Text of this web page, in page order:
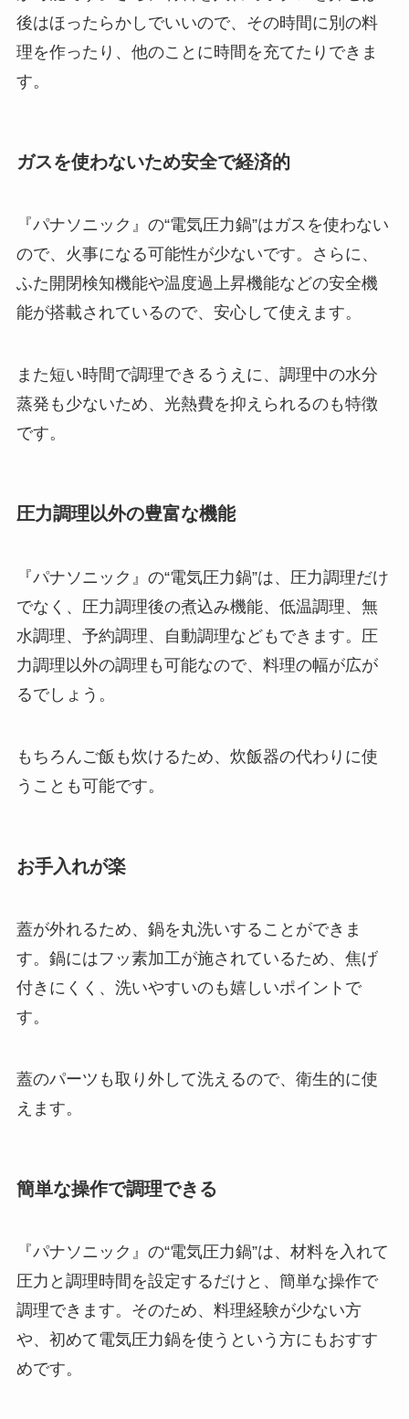
後はほったらかしでいいので、その時間に別の料
理を作ったり、他のことに時間を充てたりできま
す。
ガスを使わないため安全で経済的
『パナソニック』の“電気圧力鍋”はガスを使わない
ので、火事になる可能性が少ないです。さらに、
ふた開閉検知機能や温度過上昇機能などの安全機
能が搭載されているので、安心して使えます。
また短い時間で調理できるうえに、調理中の水分
蒸発も少ないため、光熱費を抑えられるのも特徴
です。
圧力調理以外の豊富な機能
『パナソニック』の“電気圧力鍋”は、圧力調理だけ
でなく、圧力調理後の煮込み機能、低温調理、無
水調理、予約調理、自動調理などもできます。 圧
力調理以外の調理も可能なので、料理の幅が広が
るでしょう。
もちろんご飯も炊けるため、炊飯器の代わりに使
うことも可能です。
お手入れが楽
蓋が外れるため、鍋を丸洗いすることができま
す。 鍋にはフッ素加工が施されているため、焦げ
付きにくく、洗いやすいのも嬉しいポイントで
す。
蓋のパーツも取り外して洗えるので、衛生的に使
えます。
簡単な操作で調理できる
『パナソニック』の“電気圧力鍋”は、 材料を入れて
圧力と調理時間を設定するだけと、簡単な操作で
調理できます。 そのため、料理経験が少ない方
や、初めて電気圧力鍋を使うという方にもおすす
めです。